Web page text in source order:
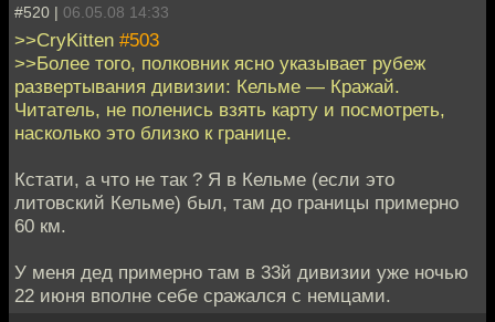
#520 | 06.05.08 14:33
>>CryKitten #503
>>Более того, полковник ясно указывает рубеж
развертывания дивизии: Кельме — Кражай.
Читатель, не поленись взять карту и посмотреть,
насколько это близко к границе.
Кстати, а что не так ? Я в Кельме (если это
литовский Кельме) был, там до границы примерно
60 км.
У меня дед примерно там в 33й дивизии уже ночью
22 июня вполне себе сражался с немцами.